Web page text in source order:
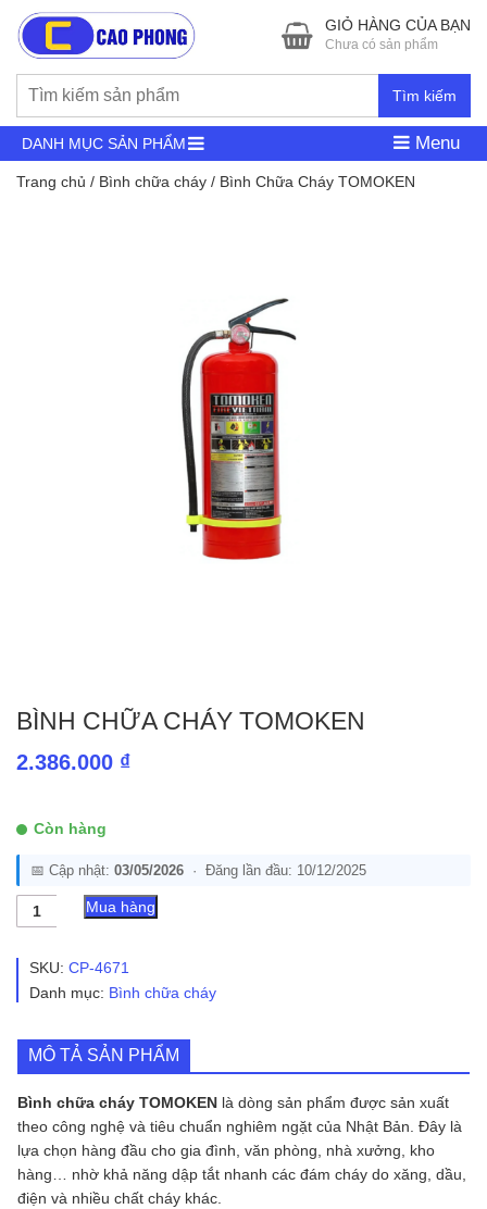
Tìm kiếm
GIỎ HÀNG CỦA BẠN
Chưa có sản phẩm
DANH MỤC SẢN PHẨM Menu
Trang chủ / Bình chữa cháy / Bình Chữa Cháy TOMOKEN
BÌNH CHỮA CHÁY TOMOKEN
2.386.000 ₫
Còn hàng
📅 Cập nhật: 03/05/2026 · Đăng lần đầu: 10/12/2025
Bình
Chữa
TOMOKEN
lượng
Mua hàng
SKU: CP-4671
Danh mục: Bình chữa cháy
MÔ TẢ SẢN PHẨM
Bình chữa cháy TOMOKEN là dòng sản phẩm được sản xuất
theo công nghệ và tiêu chuẩn nghiêm ngặt của Nhật Bản. Đây là
lựa chọn hàng đầu cho gia đình, văn phòng, nhà xưởng, kho
hàng… nhờ khả năng dập tắt nhanh các đám cháy do xăng, dầu,
điện và nhiều chất cháy khác.